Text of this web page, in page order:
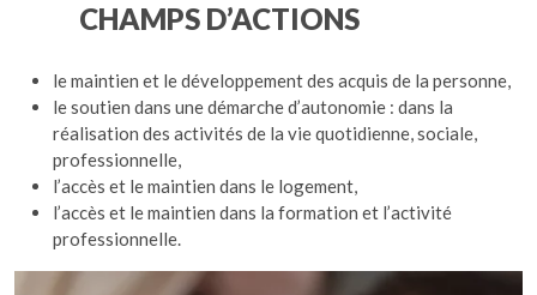
CHAMPS D’ACTIONS
le maintien et le développement des acquis de la personne,
le soutien dans une démarche d’autonomie : dans la
réalisation des activités de la vie quotidienne, sociale,
professionnelle,
l’accès et le maintien dans le logement,
l’accès et le maintien dans la formation et l’activité
professionnelle.